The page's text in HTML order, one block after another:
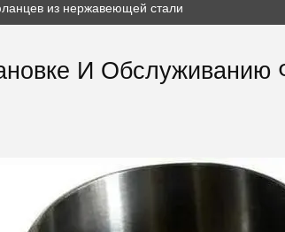
из нержавеющей стали
И